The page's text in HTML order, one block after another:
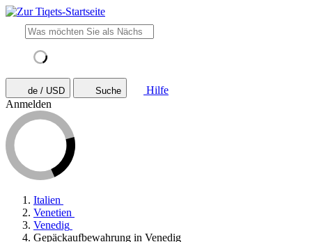
de / USD Suche
Hilfe
Anmelden
Italien
Venetien
Venedig
Gepäckaufbewahrung in Venedig